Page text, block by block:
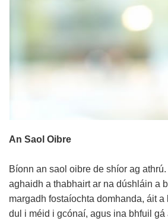
An Saol Oibre
Bíonn an saol oibre de shíor ag
aghaidh a thabhairt ar na dúshláin a
margadh fostaíochta domhanda, áit
dul i méid i gcónaí, agus ina bhfuil gá